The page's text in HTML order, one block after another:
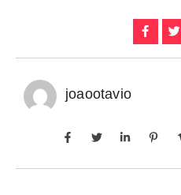
joaootavio